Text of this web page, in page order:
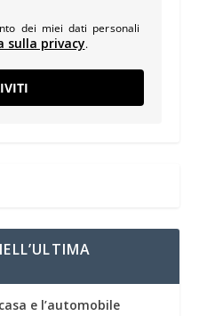
dei miei dati personali
sulla privacy.
e l’automobile